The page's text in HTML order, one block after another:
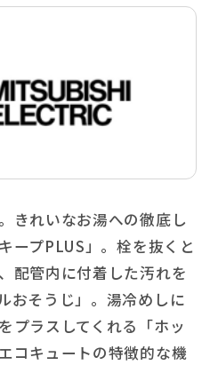
きれいなお湯への徹底し
ープPLUS」。栓を抜くと
配管内に付着した汚れを
おそうじ」。湯冷めしに
プラスしてくれる「ホッ
コキュートの特徴的な機